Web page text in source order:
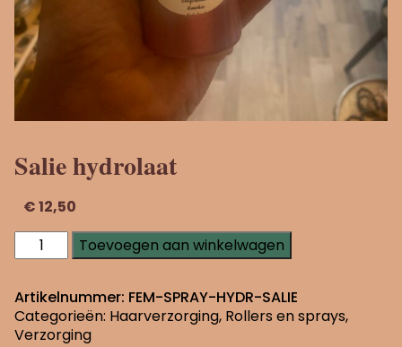
Salie hydrolaat
€12,50
Salie
hydrolaat
Toevoegen aan winkelwagen
Artikelnummer: FEM-SPRAY-HYDR-SALIE
Categorieën: Haarverzorging, Rollers en sprays,
Verzorging